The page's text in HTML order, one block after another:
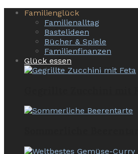
Familienglück
Familienalltag
Bastelideen
Bücher & Spiele
Familienfinanzen
Glück essen